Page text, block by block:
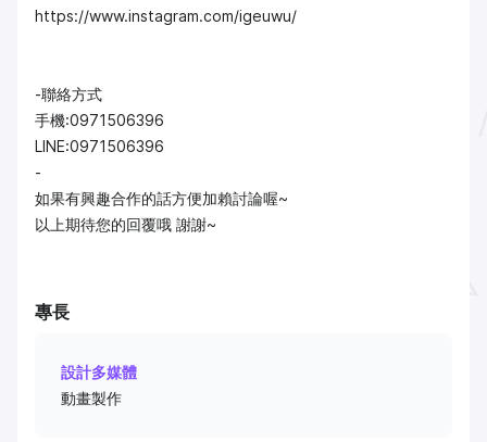
https://www.instagram.com/igeuwu/
-聯絡方式
手機:0971506396
LINE:0971506396
-
如果有興趣合作的話方便加賴討論喔~
以上期待您的回覆哦 謝謝~
專長
設計多媒體
動畫製作